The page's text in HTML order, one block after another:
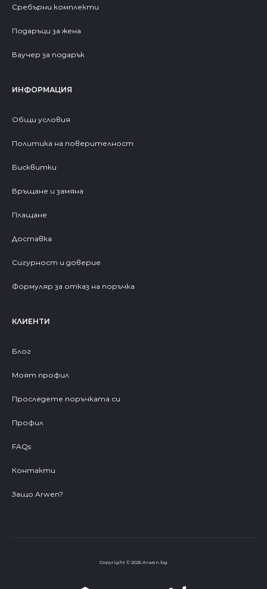
Сребърни комплекти
Подаръци за жена
Ваучер за подарък
ИНФОРМАЦИЯ
Общи условия
Политика на поверителност
Бисквитки
Връщане и замяна
Плащане
Доставка
Сигурност и доверие
Формуляр за отказ на поръчка
КЛИЕНТИ
Блог
Моят профил
Проследете поръчката си
Профил
FAQs
Контакти
Защо Arwen?
Copyright © 2025 Arwen.bg